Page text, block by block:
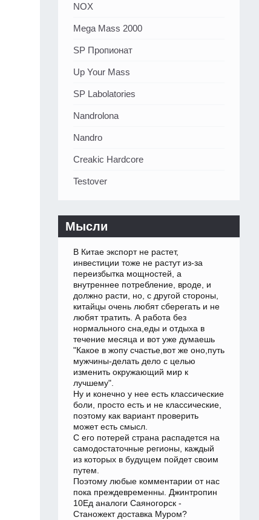
NOX
Mega Mass 2000
SP Пропионат
Up Your Mass
SP Labolatories
Nandrolona
Nandro
Creakic Hardcore
Testover
Мысли
В Китае экспорт не растет,
инвестиции тоже не растут из-за
переизбытка мощностей, а
внутреннее потребление, вроде, и
должно расти, но, с другой стороны,
китайцы очень любят сберегать и не
любят тратить. А работа без
нормального сна,еды и отдыха в
течение месяца и вот уже думаешь
"Какое в жопу счастье,вот же оно,путь
мужчины-делать дело с целью
изменить окружающий мир к
лучшему".
Ну и конечно у нее есть классические
боли, просто есть и не классические,
поэтому как вариант проверить
может есть смысл.
С его потерей страна распадется на
самодостаточные регионы, каждый
из которых в будущем пойдет своим
путем.
Поэтому любые комментарии от нас
пока преждевременны. Джинтропин
10Ед аналоги Саяногорск -
Станожект доставка Муром?